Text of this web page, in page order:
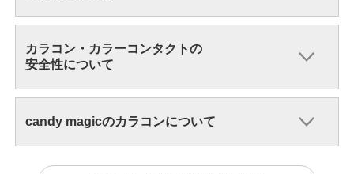
カラコン・カラーコンタクトの
安全性について
candy magicのカラコンについて